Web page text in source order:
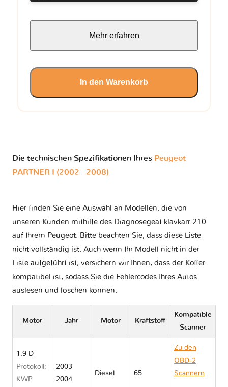
Mehr erfahren
In den Warenkorb
Die technischen Spezifikationen Ihres Peugeot
PARTNER I (2002 - 2008)
Hier finden Sie eine Auswahl an Modellen, die von
unseren Kunden mithilfe des Diagnosegeät klavkarr 210
auf Ihrem Peugeot. Bitte beachten Sie, dass diese Liste
nicht vollständig ist. Auch wenn Ihr Modell nicht in der
Liste aufgeführt ist, versichern wir Ihnen, dass der Koffer
kompatibel ist, sodass Sie die Fehlercodes Ihres Autos
auslesen und löschen können.
Motor Jahr Motor Kraftstoff
Kompatible
Scanner
1.9 D
Protokoll:
KWP
2003
2004
Diesel 65
Zu den
OBD-2
Scannern